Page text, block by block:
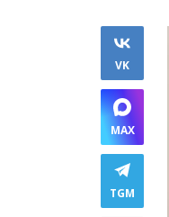
VK
MAX
TGM